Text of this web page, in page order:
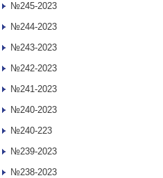
№245-2023
№244-2023
№243-2023
№242-2023
№241-2023
№240-2023
№240-223
№239-2023
№238-2023